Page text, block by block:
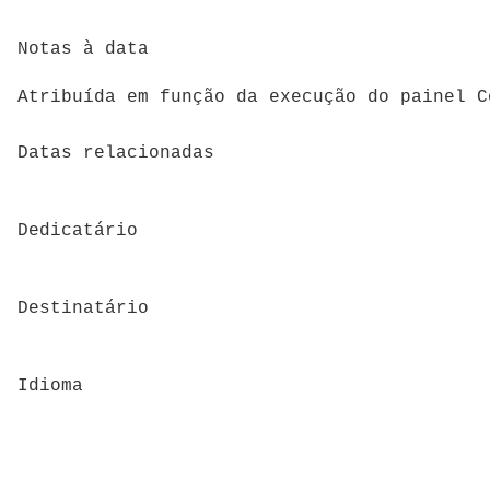
Notas à data
Atribuída em função da execução do painel
Datas relacionadas
Dedicatário
Destinatário
Idioma